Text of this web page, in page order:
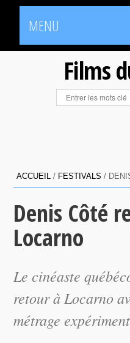
MENU
Films
ACCUEIL / FESTIVALS /
Denis Côté
Locarno
Le cinéaste
retour à Locarno
métrage